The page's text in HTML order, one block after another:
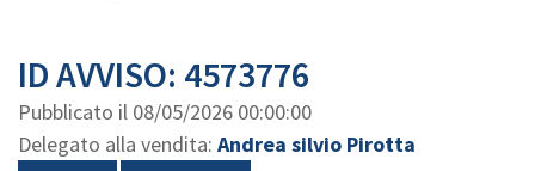
ID AVVISO: 4573776
Pubblicato il 08/05/2026 00:00:00
Delegato alla vendita: Andrea silvio Pirotta